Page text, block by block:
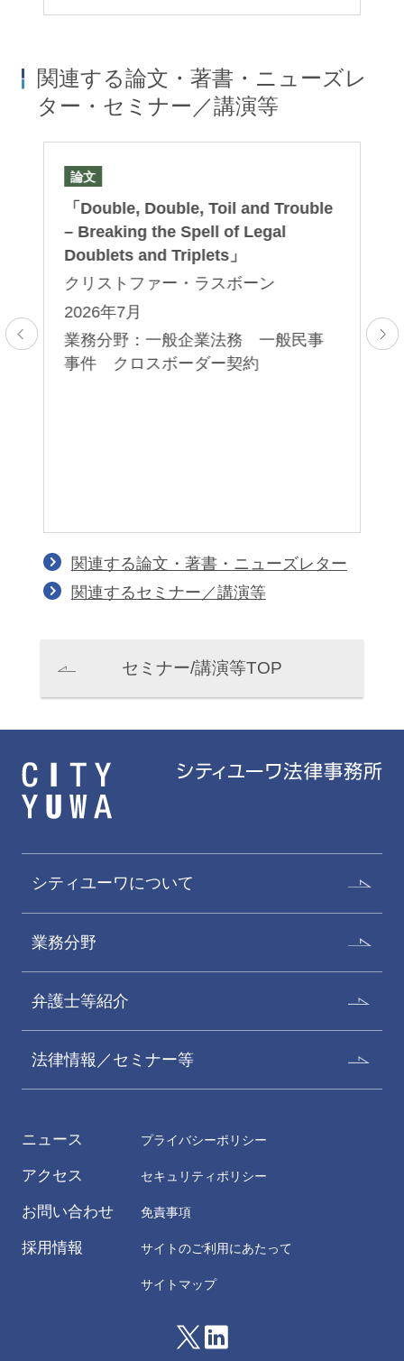
関連する論文・著書・ニューズレ
ター・セミナー／講演等
論文
「Double, Double, Toil and Trouble
– Breaking the Spell of Legal
Doublets and Triplets」
クリストファー・ラスボーン
2026年7月
業務分野：一般企業法務 一般民事
事件 クロスボーダー契約
関連する論文・著書・ニューズレター
関連するセミナー／講演等
セミナー/講演等TOP
シティユーワについて
業務分野
弁護士等紹介
法律情報／セミナー等
ニュース
アクセス
お問い合わせ
採用情報
プライバシーポリシー
セキュリティポリシー
免責事項
サイトのご利用にあたって
サイトマップ